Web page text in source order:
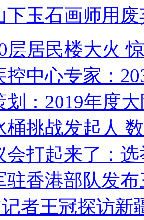
下玉石画师用
层居民楼大火
控中心专家：
划：2019年度
桶挑战发起人
会打起来了：
驻香港部队发
者王冠探访新